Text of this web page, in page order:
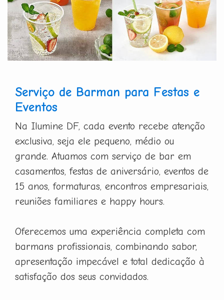
Serviço de Barman para Festas e
Eventos
Na Ilumine DF, cada evento recebe atenção
exclusiva, seja ele pequeno, médio ou
grande. Atuamos com serviço de bar em
casamentos, festas de aniversário, eventos de
15 anos, formaturas, encontros empresariais,
reuniões familiares e happy hours.
Oferecemos uma experiência completa com
barmans profissionais, combinando sabor,
apresentação impecável e total dedicação à
satisfação dos seus convidados.